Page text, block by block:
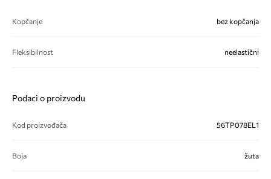
Kopčanje bez kopčanja
Fleksibilnost neelastični
Podaci o proizvodu
Kod proizvođača 56TP078EL1
Boja žuta